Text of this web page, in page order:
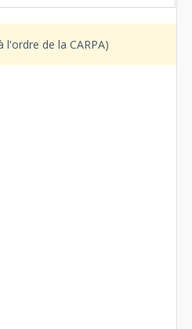
l'ordre de la CARPA)